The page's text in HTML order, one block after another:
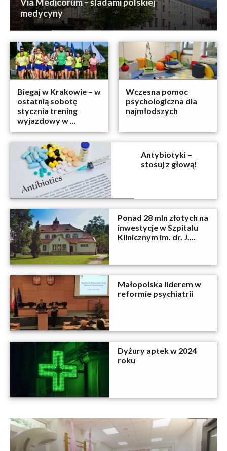
medycyny
Biegaj w Krakowie – w
ostatnią sobotę
stycznia trening
wyjazdowy w ...
Wczesna pomoc
psychologiczna dla
najmłodszych
Antybiotyki –
stosuj z głową!
Ponad 28 mln złotych na
inwestycje w Szpitalu
Klinicznym im. dr. J....
Małopolska liderem w
reformie psychiatrii
Dyżury aptek w 2024
roku